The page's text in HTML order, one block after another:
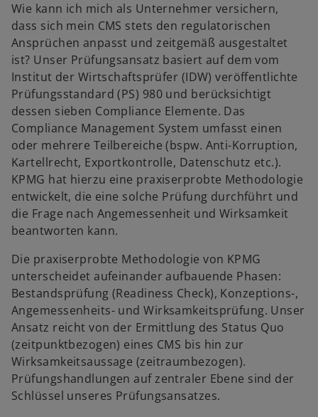
Wie kann ich mich als Unternehmer versichern,
dass sich mein CMS stets den regulatorischen
Ansprüchen anpasst und zeitgemäß ausgestaltet
ist? Unser Prüfungsansatz basiert auf dem vom
Institut der Wirtschaftsprüfer (IDW) veröffentlichte
Prüfungsstandard (PS) 980 und berücksichtigt
dessen sieben Compliance Elemente. Das
Compliance Management System umfasst einen
oder mehrere Teilbereiche (bspw. Anti-Korruption,
Kartellrecht, Exportkontrolle, Datenschutz etc.).
KPMG hat hierzu eine praxiserprobte Methodologie
entwickelt, die eine solche Prüfung durchführt und
die Frage nach Angemessenheit und Wirksamkeit
beantworten kann.
Die praxiserprobte Methodologie von KPMG
unterscheidet aufeinander aufbauende Phasen:
Bestandsprüfung (Readiness Check), Konzeptions-,
Angemessenheits- und Wirksamkeitsprüfung. Unser
Ansatz reicht von der Ermittlung des Status Quo
(zeitpunktbezogen) eines CMS bis hin zur
Wirksamkeitsaussage (zeitraumbezogen).
Prüfungshandlungen auf zentraler Ebene sind der
Schlüssel unseres Prüfungsansatzes.
ir
d
e
r
e